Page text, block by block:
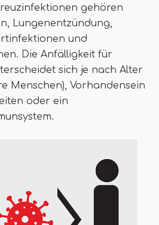
gehören
Lungenentzündung,
und
Die Anfälligkeit für
sich je nach Alter
Menschen), Vorhandensein
oder ein